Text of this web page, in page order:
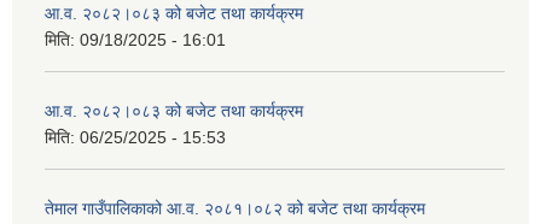
आ.व. २०८२।०८३ को बजेट तथा कार्यक्रम
मिति: 09/18/2025 - 16:01
आ.व. २०८२।०८३ को बजेट तथा कार्यक्रम
मिति: 06/25/2025 - 15:53
तेमाल गाउँपालिकाको आ.व. २०८१।०८२ को बजेट तथा कार्यक्रम